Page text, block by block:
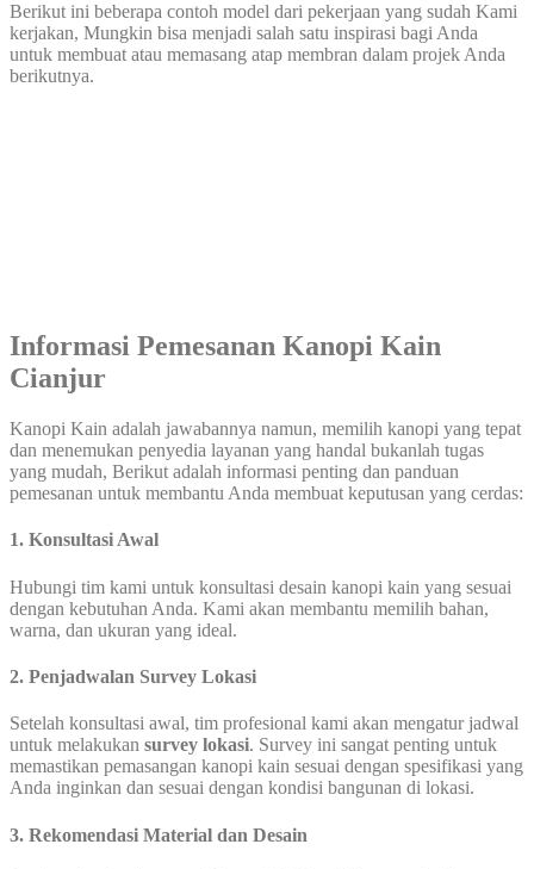
Berikut ini beberapa contoh model dari pekerjaan yang sudah Kami
kerjakan, Mungkin bisa menjadi salah satu inspirasi bagi Anda
untuk membuat atau memasang atap membran dalam projek Anda
berikutnya.
Informasi Pemesanan Kanopi Kain
Cianjur
Kanopi Kain adalah jawabannya namun, memilih kanopi yang tepat
dan menemukan penyedia layanan yang handal bukanlah tugas
yang mudah, Berikut adalah informasi penting dan panduan
pemesanan untuk membantu Anda membuat keputusan yang cerdas:
1. Konsultasi Awal
Hubungi tim kami untuk konsultasi desain kanopi kain yang sesuai
dengan kebutuhan Anda. Kami akan membantu memilih bahan,
warna, dan ukuran yang ideal.
2. Penjadwalan Survey Lokasi
Setelah konsultasi awal, tim profesional kami akan mengatur jadwal
untuk melakukan survey lokasi. Survey ini sangat penting untuk
memastikan pemasangan kanopi kain sesuai dengan spesifikasi yang
Anda inginkan dan sesuai dengan kondisi bangunan di lokasi.
3. Rekomendasi Material dan Desain